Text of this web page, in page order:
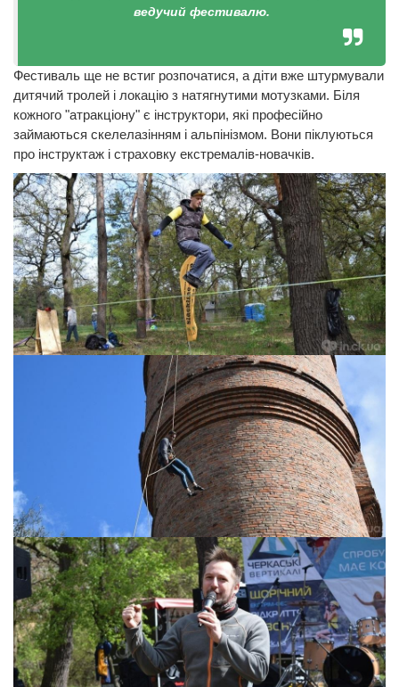
ведучий фестивалю.
Фестиваль ще не встиг розпочатися, а діти вже штурмували
дитячий тролей і локацію з натягнутими мотузками. Біля
кожного "атракціону" є інструктори, які професійно
займаються скелелазінням і альпінізмом. Вони піклуються
про інструктаж і страховку екстремалів-новачків.